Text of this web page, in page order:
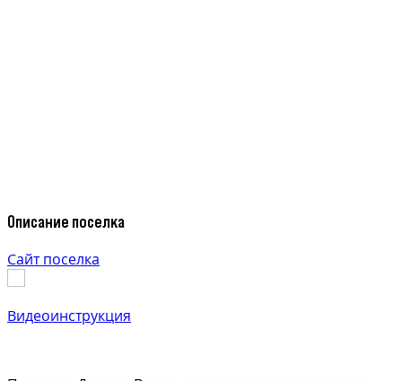
Описание поселка
Сайт поселка
Видеоинструкция